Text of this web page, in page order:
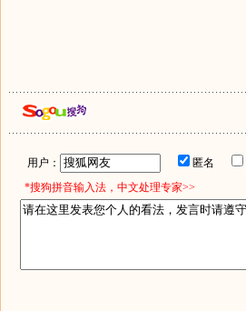
用户： 匿名
*搜狗拼音输入法，中文处理专家>>